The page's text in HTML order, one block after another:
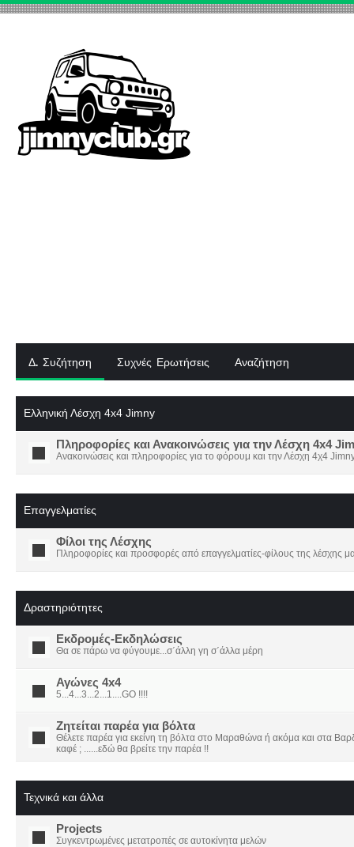
Δ. Συζήτηση Συχνές Ερωτήσεις Αναζήτηση
Ελληνική Λέσχη 4x4 Jimny
Πληροφορίες και Ανακοινώσεις για την Λέσχη 4x4
Ανακοινώσεις και πληροφορίες για το φόρουμ και την Λέσχη 4χ4
Επαγγελματίες
Φίλοι της Λέσχης
Πληροφορίες και προσφορές από επαγγελματίες-φίλους της λέσχης
Δραστηριότητες
Εκδρομές-Εκδηλώσεις
Θα σε πάρω να φύγουμε...σ΄άλλη γη σ΄άλλα μέρη
Αγώνες 4x4
5...4...3...2...1....GO !!!!
Ζητείται παρέα για βόλτα
Θέλετε παρέα για εκείνη τη βόλτα στο Μαραθώνα ή ακόμα και στα
καφέ ; ......εδώ θα βρείτε την παρέα !!
Τεχνικά και άλλα
Projects
Συγκεντρωμένες μετατροπές σε αυτοκίνητα μελών